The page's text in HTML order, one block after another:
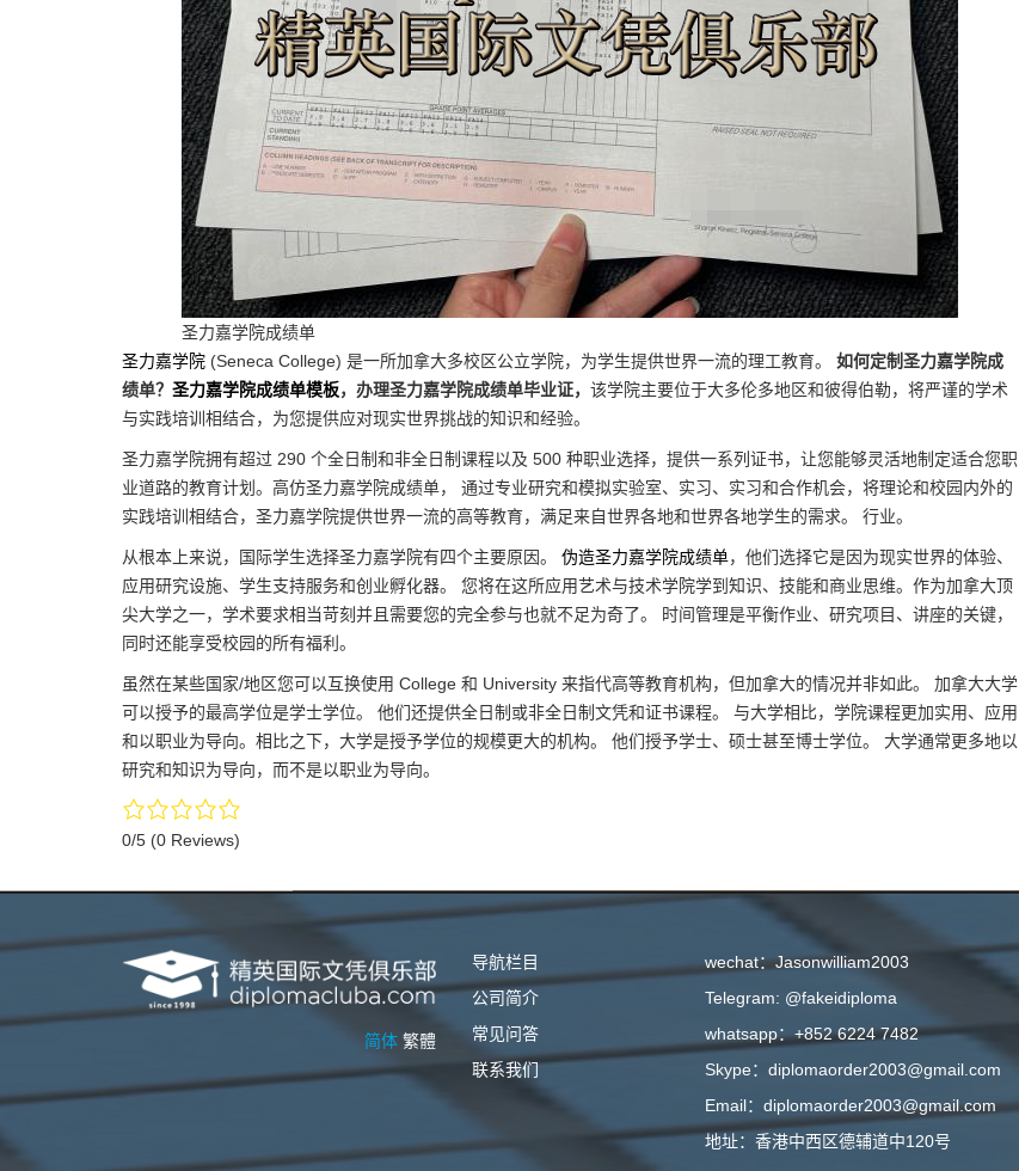
圣力嘉学院成绩单
圣力嘉学院 (Seneca College) 是一所加拿大多校区公立学院，为学生提供世界一流的理工教育。 如何定制圣力嘉学院成
绩单？ 圣力嘉学院成绩单模板，办理圣力嘉学院成绩单毕业证， 该学院主要位于大多伦多地区和彼得伯勒，将严谨的学术
与实践培训相结合，为您提供应对现实世界挑战的知识和经验。
圣力嘉学院拥有超过 290 个全日制和非全日制课程以及 500 种职业选择，提供一系列证书，让您能够灵活地制定适合您职
业道路的教育计划。高仿圣力嘉学院成绩单， 通过专业研究和模拟实验室、实习、实习和合作机会，将理论和校园内外的
实践培训相结合，圣力嘉学院提供世界一流的高等教育，满足来自世界各地和世界各地学生的需求。 行业。
从根本上来说，国际学生选择圣力嘉学院有四个主要原因。 伪造圣力嘉学院成绩单，他们选择它是因为现实世界的体验、
应用研究设施、学生支持服务和创业孵化器。 您将在这所应用艺术与技术学院学到知识、技能和商业思维。作为加拿大顶
尖大学之一，学术要求相当苛刻并且需要您的完全参与也就不足为奇了。 时间管理是平衡作业、研究项目、讲座的关键，
同时还能享受校园的所有福利。
虽然在某些国家/地区您可以互换使用 College 和 University 来指代高等教育机构，但加拿大的情况并非如此。 加拿大大学
可以授予的最高学位是学士学位。 他们还提供全日制或非全日制文凭和证书课程。 与大学相比，学院课程更加实用、应用
和以职业为导向。相比之下，大学是授予学位的规模更大的机构。 他们授予学士、硕士甚至博士学位。 大学通常更多地以
研究和知识为导向，而不是以职业为导向。
0/5 (0 Reviews)
简体 繁體
导航栏目
公司简介
常见问答
联系我们
wechat：Jasonwilliam2003
Telegram: @fakeidiploma
whatsapp：+852 6224 7482
Skype：diplomaorder2003@gmail.com
Email：diplomaorder2003@gmail.com
地址：香港中西区德辅道中120号